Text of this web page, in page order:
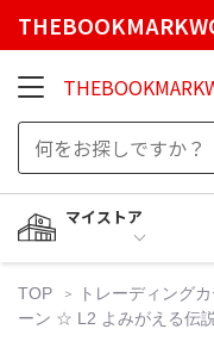
マイストア
TOP トレーディング
ーン ☆ L2 よみがえる伝